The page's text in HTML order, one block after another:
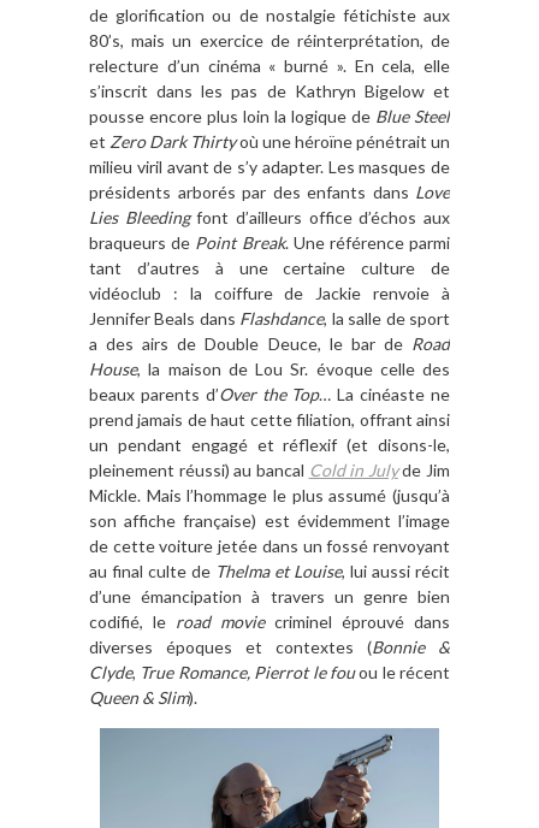
de glorification ou de nostalgie fétichiste aux
80’s, mais un exercice de réinterprétation, de
relecture d’un cinéma « burné ». En cela, elle
s’inscrit dans les pas de Kathryn Bigelow et
pousse encore plus loin la logique de Blue Steel
et Zero Dark Thirtyoù une héroïne pénétrait un
milieu viril avant de s’y adapter. Les masques de
présidents arborés par des enfants dans Love
Lies Bleedingfont d’ailleurs office d’échos aux
braqueurs de Point Break. Une référence parmi
tant d’autres à une certaine culture de
vidéoclub : la coiffure de Jackie renvoie à
Jennifer Beals dans Flashdance, la salle de sport
a des airs de Double Deuce, le bar de Road
House, la maison de Lou Sr. évoque celle des
beaux parents d’Over the Top…La cinéaste ne
prend jamais de haut cette filiation, offrant ainsi
un pendant engagé et réflexif (et disons-le,
pleinement réussi) au bancal Cold in Julyde Jim
Mickle. Mais l’hommage le plus assumé (jusqu’à
son affiche française) est évidemment l’image
de cette voiture jetée dans un fossé renvoyant
au final culte de Thelma et Louise, lui aussi récit
d’une émancipation à travers un genre bien
codifié, le road moviecriminel éprouvé dans
diverses époques et contextes (Bonnie &
Clyde, True Romance, Pierrot le fouou le récent
Queen & Slim).